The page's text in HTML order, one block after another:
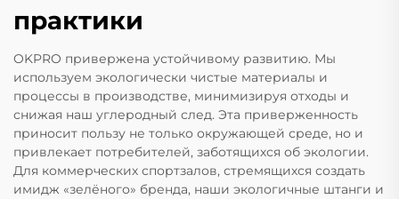
практики
OKPRO привержена устойчивому развитию. Мы
используем экологически чистые материалы и
процессы в производстве, минимизируя отходы и
снижая наш углеродный след. Эта приверженность
приносит пользу не только окружающей среде, но и
привлекает потребителей, заботящихся об экологии.
Для коммерческих спортзалов, стремящихся создать
имидж «зелёного» бренда, наши экологичные штанги и